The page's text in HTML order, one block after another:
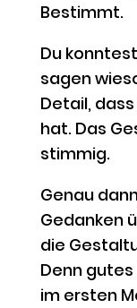
Bestimmt.
Du
sagen
Detail,
hat. Das
stimmig.
Genau
Gedanken
die
Denn
im ersten